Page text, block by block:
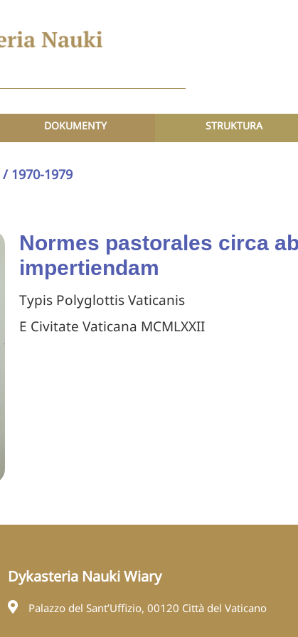
DOKUMENTY STRUKTURA
/ 1970-1979
Normes pastorales circa
impertiendam
Typis Polyglottis Vaticanis
E Civitate Vaticana MCMLXXII
Dykasteria Nauki Wiary
Palazzo del Sant’Uffizio, 00120 Città del Vaticano